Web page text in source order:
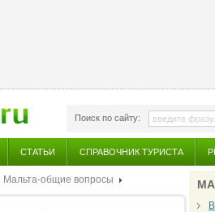
Поиск по сайту:
СТАТЬИ СПРАВОЧНИК ТУРИСТА
Мальта-общие вопросы